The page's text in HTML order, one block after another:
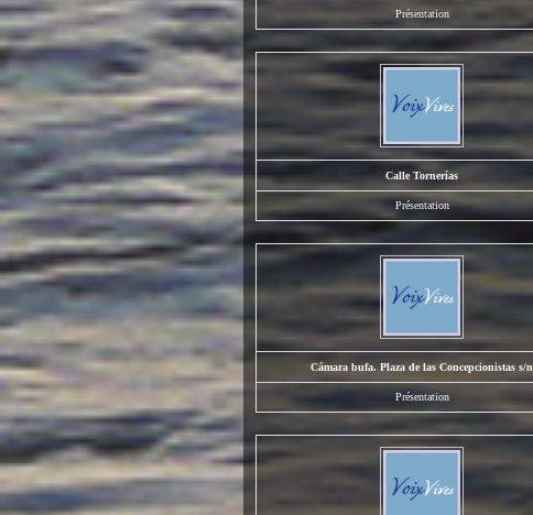
Présentation
Calle Tornerías
Présentation
Cámara bufa. Plaza de las Concepcionistas s/n
Présentation